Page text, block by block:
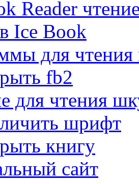
Windows
информацию о видеосистеме.
II для Windows
II показ параметров компьютера
для Windows
и скорости вентиляторов.
Windows
информации о системе и компьютере
Reader
Ice Book
для чтения
fb2
для чтения
шрифт
книгу
сайт